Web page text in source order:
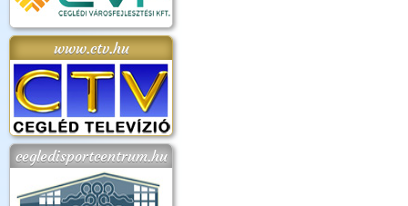
www.ctv.hu
cegledisportcentrum.hu